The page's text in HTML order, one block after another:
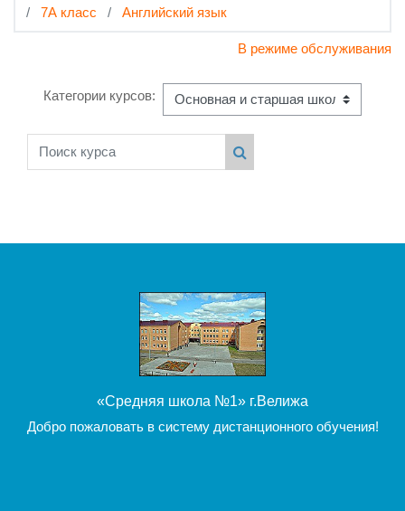
7А класс
Английский язык
В режиме обслуживания
Категории курсов:
Поиск курса
Поиск курса
«Средняя школа №1» г.Велижа
Добро пожаловать в систему дистанционного обучения!